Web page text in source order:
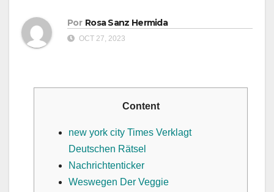
Por Rosa Sanz Hermida
OCT 27, 2023
Content
new york city Times Verklagt
Deutschen Rätsel
Nachrichtenticker
Weswegen Der Veggie